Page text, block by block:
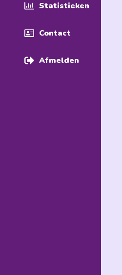
Statistieken
Contact
Afmelden